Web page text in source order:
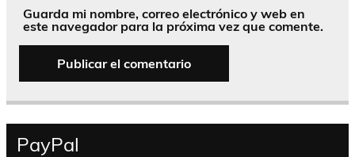
Guarda mi nombre, correo electrónico y web en
este navegador para la próxima vez que comente.
PayPal